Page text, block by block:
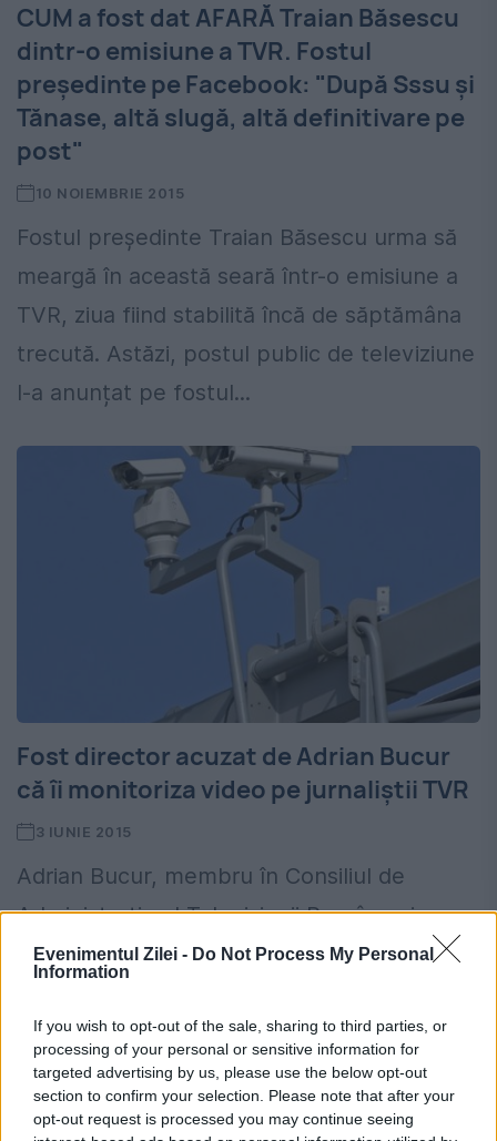
Evenimentul Zilei - Do Not Process My Personal
Information
If you wish to opt-out of the sale, sharing to third parties, or
processing of your personal or sensitive information for
targeted advertising by us, please use the below opt-out
section to confirm your selection. Please note that after your
opt-out request is processed you may continue seeing
CUM a fost dat AFARĂ Traian Băsescu
dintr-o emisiune a TVR. Fostul
președinte pe Facebook: "După Sssu şi
Tănase, altă slugă, altă definitivare pe
post"
10 NOIEMBRIE 2015
Fostul președinte Traian Băsescu urma să
meargă în această seară într-o emisiune a
TVR, ziua fiind stabilită încă de săptămâna
trecută. Astăzi, postul public de televiziune
l-a anunțat pe fostul...
Fost director acuzat de Adrian Bucur
că îi monitoriza video pe jurnaliștii TVR
3 IUNIE 2015
Adrian Bucur, membru în Consiliul de
Administraţie al Televiziunii Române şi
jurnalist în cadrul Direcţiei Ştiri a instituţiei,
Claudiu Lucaci, ar fi monitorizat...